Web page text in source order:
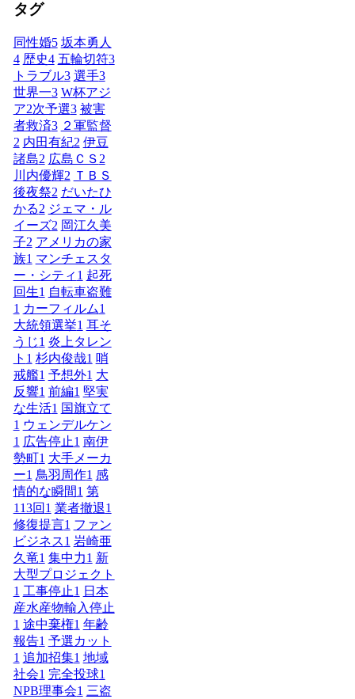
タグ
同性婚5 坂本勇人
4 歴史4 五輪切符3
トラブル3 選手3
世界一3 W杯アジ
ア2次予選3 被害
者救済3 ２軍監督
2 内田有紀2 伊豆
諸島2 広島ＣＳ 2
川内優輝2 ＴＢＳ
後夜祭2 だいたひ
かる2 ジェマ・ル
イーズ2 岡江久美
子2 アメリカの家
族1 マンチェスタ
ー・シティ 1 起死
回生1 自転車盗難
1 カーフィルム1
大統領選挙1 耳そ
うじ1 炎上タレン
ト 1 杉内俊哉1 哨
戒艦1 予想外1 大
反響1 前編1 堅実
な生活1 国旗立て
1 ウェンデルケン
1 広告停止1 南伊
勢町1 大手メーカ
ー1 鳥羽周作1 感
情的な瞬間1 第
113回 1 業者撤退1
修復提言1 ファン
ビジネス1 岩崎亜
久竜1 集中力1 新
大型プロジェクト
1 工事停止1 日本
産水産物輸入停止
1 途中棄権1 年齢
報告1 予選カット
1 追加招集1 地域
社会1 完全投球1
NPB理事会1 三盗